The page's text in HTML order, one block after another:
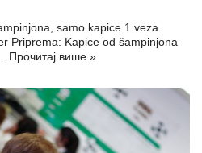
samo kapice 1 veza
Priprema: Kapice od šampinjona
Прочитај више »